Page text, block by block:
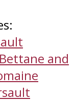
Bettane and